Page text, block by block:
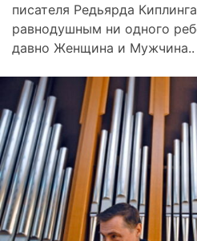
писателя Редьярда
равнодушным ни одного
давно Женщина и Мужчина..